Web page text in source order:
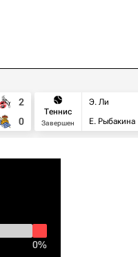
2
0
Теннис
Завершен
Э. Ли
Е. Рыбакина
0%